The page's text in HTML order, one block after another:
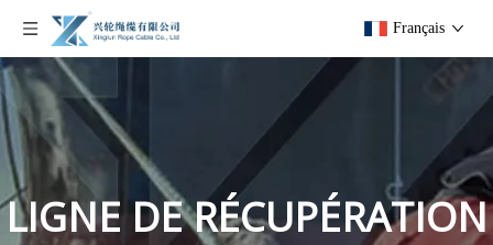
Français
LIGNE DE RÉCUPÉRATION